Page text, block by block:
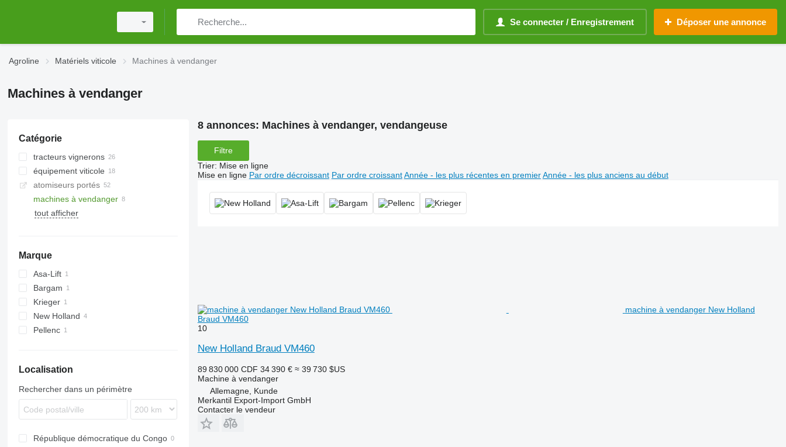
Se connecter / Enregistrement Déposer une annonce
Agroline Matériels viticole Machines à vendanger
Machines à vendanger
Catégorie
tracteurs vignerons
équipement viticole
atomiseurs portés
machines à vendanger
tout afficher
Marque
Asa-Lift
T
Bargam
Krieger
New Holland
Pellenc
Localisation
Rechercher dans un périmètre
République démocratique du Congo
8 annonces: Machines à vendanger, vendangeuse
Filtre
Trier: Mise en ligne
Mise en ligne Par ordre décroissant Par ordre croissant Année - les plus récentes en premier Année - les plus anciens au début
machine à vendanger New Holland
Braud VM460
10
New Holland Braud VM460
89 830 000 CDF 34 390 € ≈ 39 730 $US
Machine à vendanger
Allemagne, Kunde
Merkantil Export-Import GmbH
Contacter le vendeur